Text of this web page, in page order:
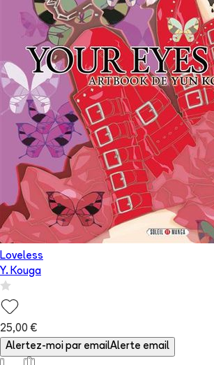
Loveless
Y. Kouga
25,00 €
Alertez-moi par emailAlerte email